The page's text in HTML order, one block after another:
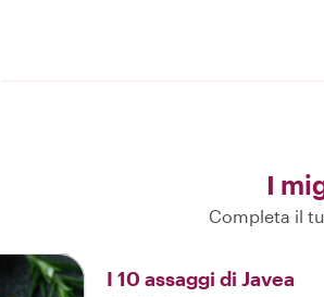
I
Completa il
I 10 assaggi di Javea